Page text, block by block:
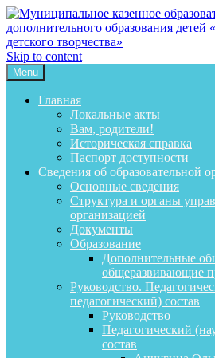
Skip to content
Menu
Главная
Локальные акты
Вам, родители!
Историческая справка
Паспорт доступности
Сведения об образовательной
Основные сведения
Структура и органы
организацией
Документы
Образование
Дополнительные
общеразвивающие
Руководство.
педагогический) состав
Руководство
Педагогический
состав